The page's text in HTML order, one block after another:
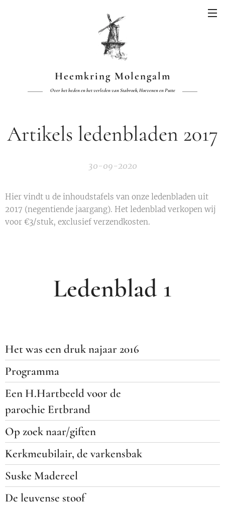
Heemkring Molengalm
Over het heden en het verleden van Stabroek, Hoevenen en Putte
Artikels ledenbladen 2017
30-09-2020
Hier vindt u de inhoudstafels van onze ledenbladen uit
2017 (negentiende jaargang). Het ledenblad verkopen wij
voor €3/stuk, exclusief verzendkosten.
Ledenblad 1
Het was een druk najaar 2016
Programma
Een H.Hartbeeld voor de
parochie Ertbrand
Op zoek naar/giften
Kerkmeubilair, de varkensbak
Suske Madereel
De leuvense stoof